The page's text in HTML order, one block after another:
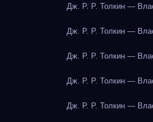
Дж. Р. Р. Толкин —
Дж. Р. Р. Толкин —
Дж. Р. Р. Толкин —
Дж. Р. Р. Толкин —
Дж. Р. Р. Толкин —